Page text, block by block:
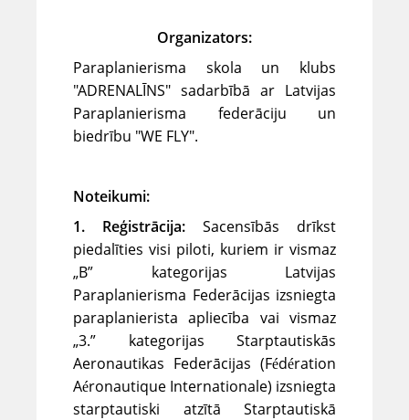
Organizators:
Paraplanierisma skola un klubs
"ADRENALĪNS" sadarbībā ar Latvijas
Paraplanierisma federāciju un
biedrību "WE FLY".
Noteikumi:
1. Reģistrācija: Sacensībās drīkst
piedalīties visi piloti, kuriem ir vismaz
„B” kategorijas Latvijas
Paraplanierisma Federācijas izsniegta
paraplanierista apliecība vai vismaz
„3.” kategorijas Starptautiskās
Aeronautikas Federācijas (Fédération
Aéronautique Internationale) izsniegta
starptautiski atzītā Starptautiskā